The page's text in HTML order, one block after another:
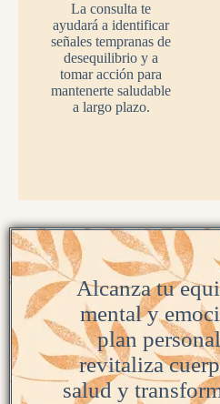
La consulta te
ayudará a identificar
señales tempranas de
desequilibrio y a
tomar acción para
mantenerte saludable
a largo plazo.
Alcanza tu
mental y
plan
revitaliza
salud y